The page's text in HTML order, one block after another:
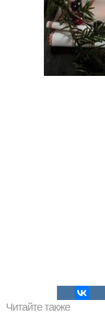
Читайте также